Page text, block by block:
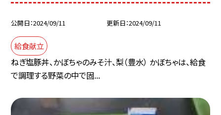
公開日 2024/09/11 更新日 2024/09/11
給食献立
ねぎ塩豚丼、かぼちゃのみそ汁、梨（豊水） かぼちゃは、給食
で調理する野菜の中で固...